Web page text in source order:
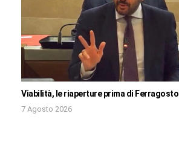
Viabilità, le riaperture prima di Ferragosto
7 Agosto 2026